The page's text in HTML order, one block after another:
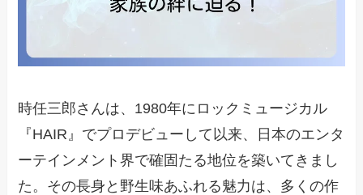
時任三郎さんは、1980年にロックミュージカル
『HAIR』でプロデビューして以来、日本のエンタ
ーテインメント界で確固たる地位を築いてきまし
た。その長身と野生味あふれる魅力は、多くの作